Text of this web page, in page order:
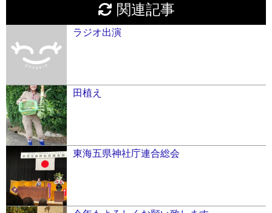
関連記事
ラジオ出演
田植え
東海五県神社庁連合総会